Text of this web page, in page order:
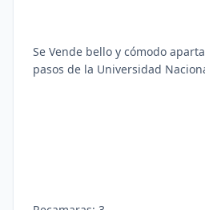
Se Vende bello y cómodo
pasos de la Universidad